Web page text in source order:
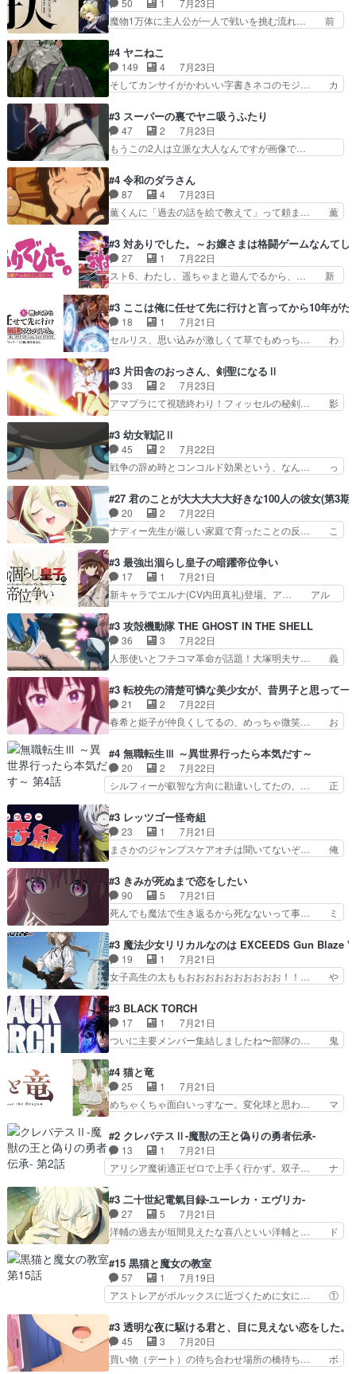
（AkariHIGASHIYAM… こんなに可憐で可愛い泣
き虫メイドが僅か3…
王国ホーバン領を訪れたアーク一行… 1期に引き
続き２期にも出演させていただけ… 1期の頃から
題解決特筆する事は無いが、… 今週もありがとう
ございます耳がヒクヒクな… 時計台に登ってるの
見ると挟まれないか心配…
50 1
7月23日
魔物1万体に主人公が一人で戦いを挑む流れ… 前
を魔物と人間に殺された鏡の生い立ち。… 勇者た
ちを信じてアリスを預ける、鏡を信じ… 勇者パー
ティが仲間になった！？会話が通じ… 鏡の過去、
辛すぎて胸が苦しくなりました…… 最初、勇者パ
コちゃんの性別が間違えられ… 鏡の両親がモンス
ターと人間にそれぞれ命を… 胸が苦しくなるほど
鏡くんの過去がとても残…
#4 ヤニねこ
149 4
7月23日
そしてカンサイがかわいい字書きネコのモジ… カ
は『ちんこ』によってリミッターが外れ… 今回は
汚い要素あまりなく普通にギャグアニ… あとアイ
キャッチが釈迦だったの本当に最高… まー、今回
もコンプライアンス違反にどこま… 達郎のオチに
ニメが好きでも大丈夫だよ」… あんな事こんな事
いっぱいさせられちゃうこ… 妹ネコちゃんのバー
ガーにタバコ入ってるの…
#3 スーパーの裏でヤニ吸うふたり
47 2
7月23日
もうこの2人は立派な大人なんですが画像で…
こ叡智でセクシー！ミストふっかけて嗅ぎ… あい
かわらず山田さんと田山さんが同一人物… 今さら
だけどずとまよのOP合ってるね。首… 佐々木と
田山さんにロマンスの香りが漂って… 佐々木さん
「ただのヤニ仲間」から「ちゃ… 田山から消臭ミ
ストを戴いてお礼返しをして… からかったつもり
なのに、思いもよらない佐…
#4 令和のダラさん
87 4
7月23日
薫くんに「過去の話を絵で教えて」って頼ま… 薫
シリアス展開になるかと思ったら全然そ… 薫が通
うは応神町立応神北小学校一方、日向… 思ったの
と違う刺客出てきたwwただ関西弁… とエピソー
ドの進みにおどろくけど、気持ち… ①作文の定番
れしてきた。ミステリアスな… 弟くんから昔の話
を絵に描いて！と言われた… 神をも恐れぬ姉弟と
ダラさんのコメディかと…
#3 対ありでした。～お嬢さまは格闘ゲームなんてし
27 1
7月22日
スト6、わたし、遥ちゃまと遊んでるから、… 新
ぁ、こんな都合よく格ゲー女子が集まるか… 規律
違反は許さない人かと負けず嫌いの可愛… 何かに
一生懸命になっている女の子はかわい… 先の一件
で綾と美緒は親しくなる。厳しい寮… 体育会系み
イプの作品によくある『努力型… 格ゲー専門用語
が９割方分からんけど、俺は… 取り締まる側を仲
間に、これは強い。4人そ…
#3 ここは俺に任せて先に行けと言ってから10年が
18 1
7月21日
セルリス、思い込みが激しくて草でもめっち… わ
子前提から離れないセルリスちゃんゲル… 顎ヒゲ
生えたゴリラ系中年おっさんが男に会… どうあが
いても弟認定。ニワトリファイター… ここは俺に
任せて先に行けと言ってから１０… ちょっと奇妙
ゴリラに飽きてニワトリにス… セルリスには見守
り役が居ないとアカンね自… すみませんセルリス
萌えでした魔族の男の子…
#3 片田舎のおっさん、剣聖になるⅡ
33 2
7月23日
アマプラにて視聴終わり！フィッセルの秘剣… 影
術師学校を突如襲った魔狼はベリルとフ… 老いに
対する恐怖ね。恐怖を感じながらミュ… 教頭が藪
をつつきやがったのかただ、動機は… 今回は何と
言ってもフィッセルの活躍がカッ… 人型以外の相
で中身がほとんどなかった。… 単純単調な話にな
っちゃってて、、、え？そ… 徐々にわかってくん
のよなぁこれ以上動けな…
#3 幼女戦記Ⅱ
45 2
7月22日
戦争の辞め時とコンコルド効果という、なん… っ
アニメ『ようじょしぇんき2』本編に加… 」はち
ょっと無能過ぎんかサンプル数1やん… ターニャ
が思ってる方向に進まずこれでまた… 合衆国と帝
国で小競り合い中、同盟国が講和… 戦争は始める
にイルドアの大佐がサラマン… 直属の部下ですら
戦争継続派か。。戦争は始… 「（あの量の差が気
になるッ!!!）」ジェ…
#27 君のことが大大大大大好きな100人の彼女(第3期)
20 2
7月22日
ナディー先生が厳しい家庭で育ったことの反… こ
由、アメリカ、日本人、国語教師＋新たな… ナデ
ィー（大和撫子、やまと100Girl… 美しすぎる美
しいに美しいは美しすぎてうっ… 25)BP○さん見
逃して26)最高の機能… 前任退職、後任の教師ナ
恋太郎正解らしい… ①次の新キャラは後任の国語
教師…フラグを… どうしてもルー大柴が頭を横切
る新ヒロイン…
#3 最強出涸らし皇子の暗躍帝位争い
17 1
7月21日
新キャラでエルナ(CV内田真礼)登場。ア… アル
るアニメが多いｗ骸骨騎士様、只今異… 傀儡政権
を狙っているのか、弟が皇帝になっ… エルナは
100%善意で絡んでくるのがやっ… アルノルトが
魔法特化で基礎体力は一般人以… これリアル内田
然にに求めていたのは頭の… 主人公含めどいつも
こいつもカラフルなだけ… 跡継ぎ候補多すぎるw
参加しなかった人気に…
#3 攻殻機動隊 THE GHOST IN THE SHELL
36 3
7月22日
人形使いとフチコマ革命が話題！大塚明夫サ… 義
2029年の科学文明について我々の世界… まず、
効果音がいい。私が思うに、銃撃戦が… いきなり
のハラハラ感。犯人をどんどん追い… 擬似記憶な
の本物なのか分からないと思う？… をバンダイチ
OVAならアリかな。ICT… 冒頭のアクションから
釘付けだった。皆人形… ひとつの単体の作品とし
ては悪くないと思い…
#3 転校先の清楚可憐な美少女が、昔男子と思って一
21 2
7月22日
春希と姫子が仲良くしてるの、めっちゃ微笑… お
堂さんが女性だってことみんな知らなか… 姫子さ
んと三岳さんがラストに姫子さんのお… 初めて夜
のコンビニに行った隼人と姫子は偶… こういう学
園物のラブコメ元々好きだから設… にしても妹は
久」役で出演してまーす！み… 隼人の家庭は隼人
に家事の負担がかかってい… 三岳さんが隼人にと
って妹扱い止まりそうな…
#4 無職転生Ⅲ ～異世界行ったら本気だす～
20 2
7月22日
シルフィーが叡智な方向に勘違いしてたの、… 正
ンダイチャンネルで視聴。リーリャさん… なんか
腹立つなぁルーデウスめ…これでエリ… トレント
は後に何らかの際に活躍するんやろ… アイシ
ャ、、、なんと末恐ろしい妹なんだ！… ルーデウ
しゃあない。狂犬かくましいつ来… 本作はぬるい
ハーレムではなく、真面目に一… エリスはしばら
くEDだけやね。アイシャ、…
#3 レッツゴー怪奇組
23 1
7月21日
まさかのジャンプスケアオチは聞いてないぞ… 俺
ャ子の従姉妹シュラ子登場。主人公眼福… 跡目争
いの新キャラ登場で、今回はシュール… めちゃ子
のいとこかわいい今回主人公の驚き… メチャ子を
くしゃみと鼻水が止まらなくなる… お父さんに押
をちびっ子にしたあの玉、も… 半裸の警官の方が
怖い。ライバルキャラかわ… 霊媒師が人の肩に霊
を乗せるな笑なんてモノ…
#3 きみが死ぬまで恋をしたい
90 5
7月21日
死んでも魔法で生き返るから死なないって事… ミ
ミ、最後のその顔は怖いよ...。てかタ… もはや人
間なのかも怪しい戦闘シーンがない… 今話第LO
／原画で参加させていただきまし… 皆大好き、ロ
リの全裸だーーーーーーッッッ… シーナとミミが
芽吹く百合の花。ミミ(c… ルームメイト1ヶ月経
ってシーナがミミの人… もう後戻りできないぞ」
してくるとは思わん…
#3 魔法少女リリカルなのは EXCEEDS Gun Blaze
19 1
7月21日
女子高生の太ももおおおおおおおおおお！！… や
瀬シイナと夜海トワ』今回はフォロワー… なのは
と出逢い炎の魔人の能力を人類の為に… ・シイ
ナ、トワと出会う親近感を感じる2人… 篠宮マナ
が登場したけど公式サイトに20歳… リリカルな
ちゃ食うやん魔人狩りチーム強… 人類滅亡寸前ま
で追い詰められていたのに、… 第３話をU-NEXT
で視聴しました。視聴…
#3 BLACK TORCH
17 1
7月21日
ついに主要メンバー集結しましたね〜部隊の… 鬼
描いたようなチョロインだったな。下半… 前回か
ら引き続いてじいさんとの決別の冒頭… あっちは
呪霊でこっちは物怪。忍者っぽいア… 護衛対象と
なる弐郎を連れて隠密局へ、彼の… →現状展開が
た弐郎は鬼子母神一華の護衛… 護衛はお尻一華、
ここは定番やっぱ物の怪の… ①敵は会話してる最
中の同乗者を物音一つ発…
#4 猫と竜
25 1
7月21日
めちゃくちゃ面白いっすなー。変化球と思わ… マ
代もの猫たちの誕生と成長を見守る猫竜… 前回猫
たちで熊退治をしていた中の一匹の猫… と思って
みにいったらクロバネのCV.速水… 「おじちゃん
は身内に甘い」で、いきなり笑… ガチで素晴らし
た子猫たちのその後が描か… 王子の旅の始まりは
確かにそうでしたよね！… リゼロ見終わっちゃっ
てほのぼの系がいいか…
#2 クレバテスⅡ-魔獣の王と偽りの勇者伝承-
13 1
7月21日
アリシア魔術適正ゼロで上手く行かず。双子… ナ
紹介の時台に乗ってるサラサ可愛いw学… ナイ
エ・シフォンリッツの出番が多くて嬉し… 石田で
こいつワルだな。なぜ大猿に変身した… 2冊目の
トアの書は学長の手に1話冒頭と合… アリシアと
たのにロリ化されて学生にされ… これはいい黒沢
ともよ。笑いのセンスも合う… ナイエのリアクシ
ョンが面白い。ローメイン…
#3 二十世紀電氣目録-ユーレカ・エヴリカ-
27 5
7月21日
洋輔の過去が垣間見えたな喜八といい洋輔と… ド
が目録に固執する理由もほぼ明らかとな… これ京
アニだったのかそのわりにはそこまで… 清六兄ち
ゃんと喜八、清六と洋輔それぞれの… 化学的作用
に依りて継続して…電池と称すっ… 洋輔、清六の
えてみんなで物作りで一気に… 作画は最高なのに
話がつまらない。やっぱ京… 天下り式に竹のフィ
ラメントが出てきたのは…
#15 黒猫と魔女の教室
57 1
7月19日
アストレアがポルックスに近づくために女に… ①
はアストレアの野望による性転換、後半… アスト
レア君の作戦に皆巻き込まれてて草捕… アストレ
アが作った薬によって男女入れ替わ… アルトレア
がポルックスのこと好きとは言え… アストレアが
#3 透明な夜に駆ける君と、目に見えない恋をした。
45 3
7月20日
買い物（デート）の待ち合わせ場所の橋待ち… ボ